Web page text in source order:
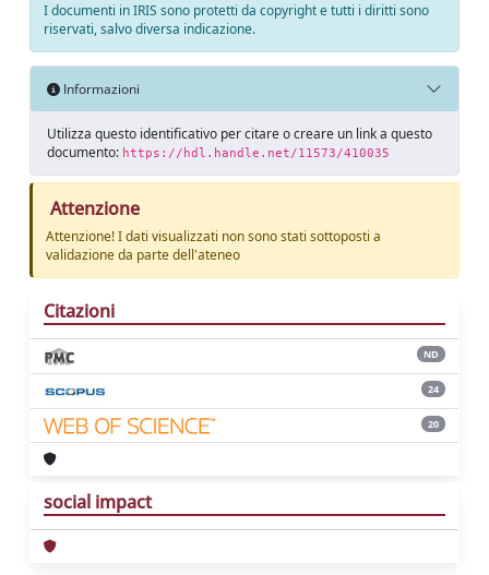
I documenti in IRIS sono protetti da copyright e tutti i diritti sono
riservati, salvo diversa indicazione.
Informazioni
Utilizza questo identificativo per citare o creare un link a questo
documento: https://hdl.handle.net/11573/410035
Attenzione
Attenzione! I dati visualizzati non sono stati sottoposti a
validazione da parte dell'ateneo
Citazioni
ND
24
20
social impact